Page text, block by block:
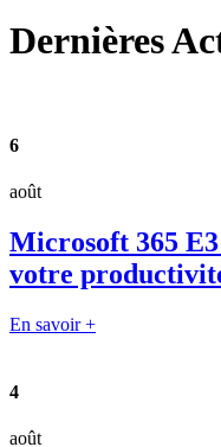
Dernières
6
août
Microsoft 365
votre
En savoir +
4
août